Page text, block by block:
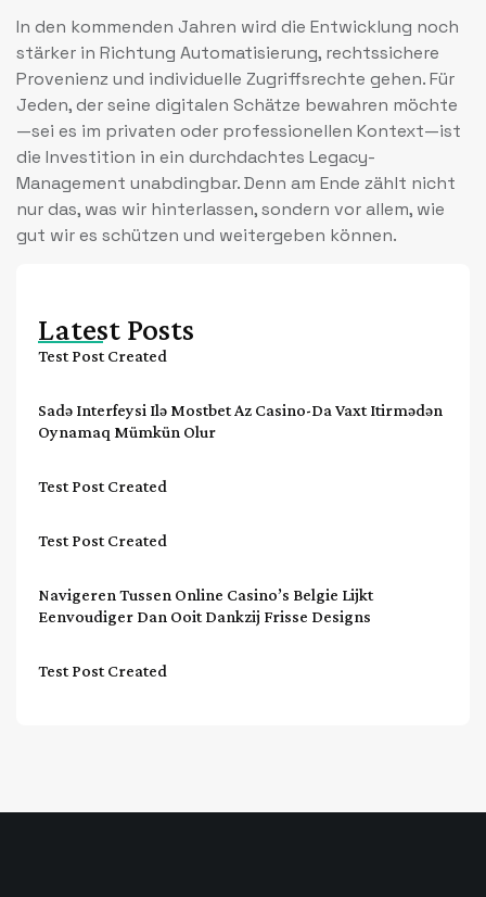
In den kommenden Jahren wird die Entwicklung noch
stärker in Richtung Automatisierung, rechtssichere
Provenienz und individuelle Zugriffsrechte gehen. Für
Jeden, der seine digitalen Schätze bewahren möchte
—sei es im privaten oder professionellen Kontext—ist
die Investition in ein durchdachtes Legacy-
Management unabdingbar. Denn am Ende zählt nicht
nur das, was wir hinterlassen, sondern vor allem, wie
gut wir es schützen und weitergeben können.
Latest Posts
Test Post Created
Sadə Interfeysi Ilə Mostbet Az Casino-Da Vaxt Itirmədən
Oynamaq Mümkün Olur
Test Post Created
Test Post Created
Navigeren Tussen Online Casino’s Belgie Lijkt
Eenvoudiger Dan Ooit Dankzij Frisse Designs
Test Post Created